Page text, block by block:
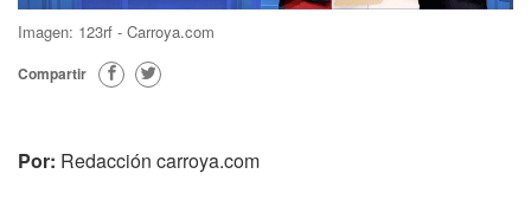
Imagen: 123rf - Carroya.com
Compartir
Por: Redacción carroya.com